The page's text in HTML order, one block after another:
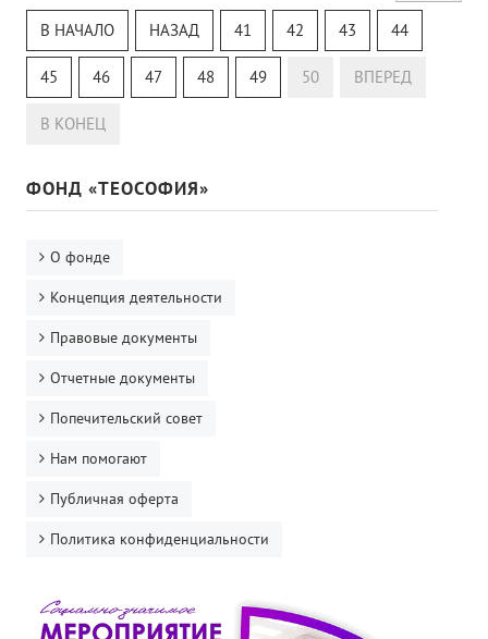
Фотоматериалы
Видео
Семинары
Плейлист "«Тайная Доктрина» Класс онлайн изучения"
Плейлист "Выпуски рубрики «ТЕОСОФСКИЙ КВИЗИ»"
ПОДДЕРЖАТЬ ФОНД
Теософский Квизи
Тайная Доктрина
Онлайн-класс
В НАЧАЛО НАЗАД 41 42 43 44
45 46 47 48 49 50 ВПЕРЕД
В КОНЕЦ
ФОНД «ТЕОСОФИЯ»
О фонде
Концепция деятельности
Правовые документы
Отчетные документы
Попечительский совет
Нам помогают
Публичная оферта
Политика конфиденциальности